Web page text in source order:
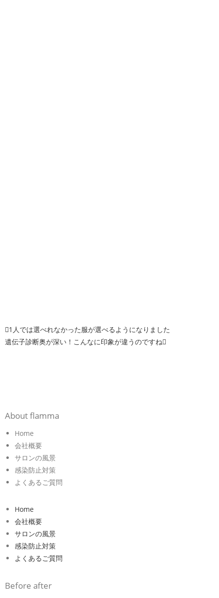
1人では選べれなかった服が選べるようになりました
遺伝子診断奥が深い！こんなに印象が違うのですね
About flamma
Home
会社概要
サロンの風景
感染防止対策
よくあるご質問
Home
会社概要
サロンの風景
感染防止対策
よくあるご質問
Before after